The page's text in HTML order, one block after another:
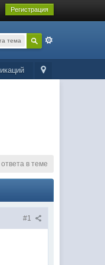
Регистрация
тема
в теме
#1